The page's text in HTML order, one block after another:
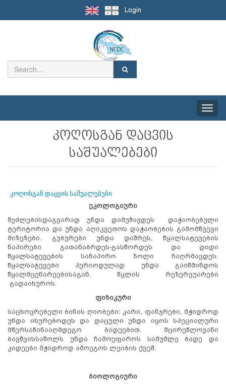
Login
Toggle
კოღოსგან დაცვის
საშუალებები
კოღოსგან დაცვის საშუალებები
ეკოლოგიური
შეძლებისდაგვარად უნდა დამუშავდეს დაჭაობებული
ტერიტორია და უნდა აღიკვეთოს დაჭაობების გამომწვევი
მიზეზები. გუბურები უნდა დაშრეს, წყალსატევების
ნაპირები გათანაბრდეს-გასწორდეს და დიდი
წყალსატევების სანაპირო ზოლი ჩაღრმავდეს.
წყალსატევები პერიოდულად უნდა გაიწმინდოს
წყალმცენარეებისაგან. წყლის რეზერვუარები
გადაიხუროს.
ფიზიკური
საცხოვრებელი ბინის ღიობები: კარი, ფანჯრები, მჭიდროდ
უნდა იხურებოდეს და დაცული უნდა იყოს სპეციალური
მწერსაწინააღმდეგო ბადეებით. მცირეწლოვანი
ბავშვისსაწოლს უნდა ჩამოეფაროს სამუმლე ბადე და
კიდეები მჭიდროდ ამოეგოს ლეიბის ქვეშ.
ბიოლოგიური